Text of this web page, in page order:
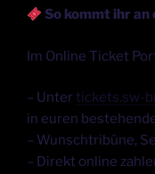
So kommt ihr
Im Online Ticket
– Untertickets.sw-
in euren
– Wunschtribüne,
– Direkt online